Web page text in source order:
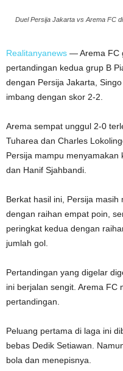
Duel Persija Jakarta vs Arema FC
Realitanyanews — Arema FC
pertandingan kedua grup B
dengan Persija Jakarta,
imbang dengan skor 2-2.
Arema sempat unggul 2-0
Tuharea dan Charles
Persija mampu menyamakan
dan Hanif Sjahbandi.
Berkat hasil ini, Persija
dengan raihan empat poin,
peringkat kedua dengan
jumlah gol.
Pertandingan yang digelar
ini berjalan sengit. Arema FC
pertandingan.
Peluang pertama di laga ini
bebas Dedik Setiawan.
bola dan menepisnya.